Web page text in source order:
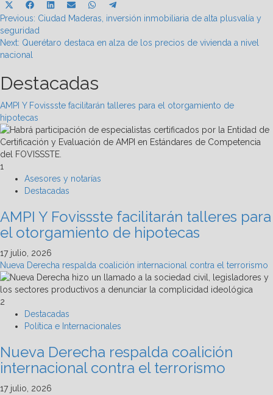
Share
on
(Twitter)
Share
on
Facebook
Share
on
LinkedInShare
on
Email
Share
on
WhatsApp
on
Post
navigation
Previous: Ciudad Maderas, inversión inmobiliaria de alta plusvalía y
seguridad
Next: Querétaro destaca en alza de los precios de vivienda a nivel
nacional
Destacadas
AMPI Y Fovissste facilitarán talleres para el otorgamiento de
hipotecas
1
Asesores y notarías
Destacadas
AMPI Y Fovissste facilitarán talleres para
el otorgamiento de hipotecas
17 julio, 2026
Nueva Derecha respalda coalición internacional contra el terrorismo
2
Destacadas
Política e Internacionales
Nueva Derecha respalda coalición
internacional contra el terrorismo
17 julio, 2026